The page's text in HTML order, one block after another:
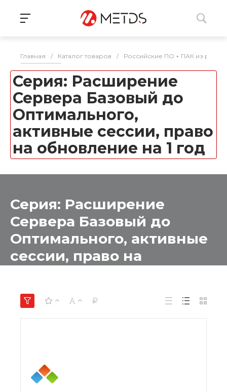
Главная / Каталог товаров / Российские ПО + ПАК из
Серия: Расширение
Сервера Базовый до
Оптимального,
активные сессии, право
на обновление на 1 год
Серия: Расширение
Сервера Базовый до
Оптимального, активные
сессии, право на